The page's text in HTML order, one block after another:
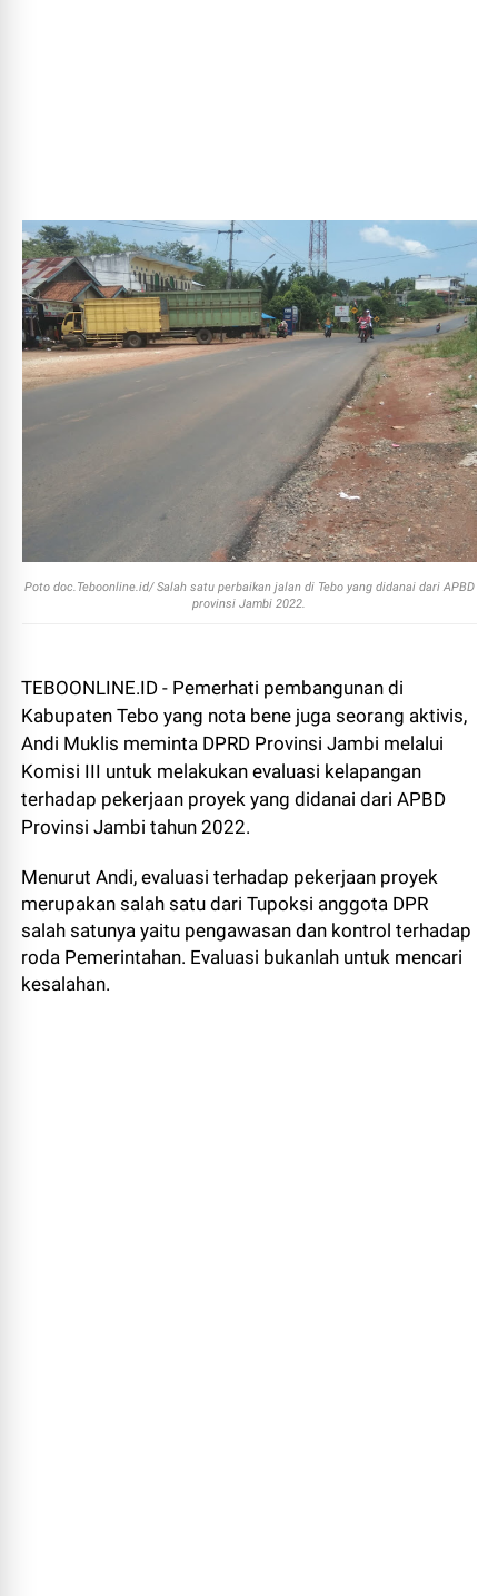
Poto doc.Teboonline.id/ Salah satu perbaikan jalan di Tebo yang didanai dari APBD
provinsi Jambi 2022.
TEBOONLINE.ID - Pemerhati pembangunan di
Kabupaten Tebo yang nota bene juga seorang aktivis,
Andi Muklis meminta DPRD Provinsi Jambi melalui
Komisi III untuk melakukan evaluasi kelapangan
terhadap pekerjaan proyek yang didanai dari APBD
Provinsi Jambi tahun 2022.
Menurut Andi, evaluasi terhadap pekerjaan proyek
merupakan salah satu dari Tupoksi anggota DPR
salah satunya yaitu pengawasan dan kontrol terhadap
roda Pemerintahan. Evaluasi bukanlah untuk mencari
kesalahan.